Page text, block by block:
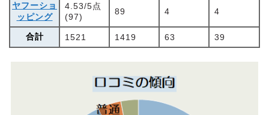
ヤフーショ
ッピング
4.53/5点
(97)
89 4 4
合計 1521 1419 63 39